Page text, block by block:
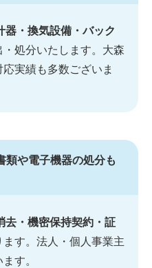
器・換気設備・バック
処分いたします。大森
実績も多数ございま
類や電子機器の処分も
去・機密保持契約・証
す。法人・個人事業主
す。